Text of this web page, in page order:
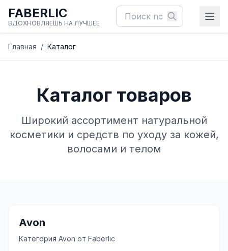
FABERLIC
ВДОХНОВЛЯЕШЬ НА ЛУЧШЕЕ
Главная / Каталог
Каталог товаров
Широкий ассортимент натуральной
косметики и средств по уходу за кожей,
волосами и телом
✨
Avon
Категория Avon от Faberlic